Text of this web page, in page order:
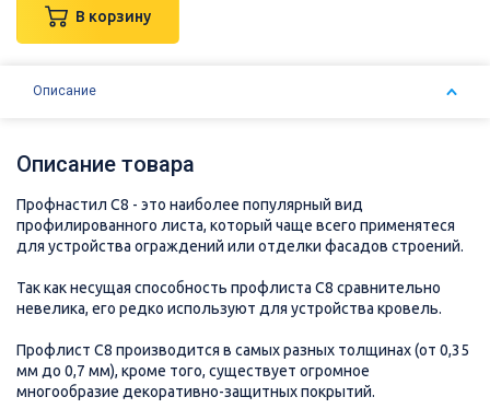
В корзину
Описание
Описание товара
Профнастил С8 - это наиболее популярный вид
профилированного листа, который чаще всего применятеся
для устройства ограждений или отделки фасадов строений.
Так как несущая способность профлиста С8 сравнительно
невелика, его редко используют для устройства кровель.
Профлист С8 производится в самых разных толщинах (от 0,35
мм до 0,7 мм), кроме того, существует огромное
многообразие декоративно-защитных покрытий.